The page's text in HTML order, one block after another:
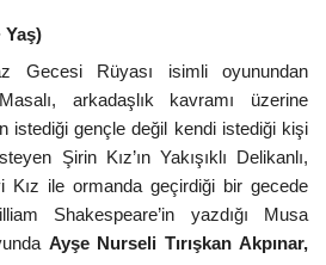
Yaş)
Gecesi Rüyası isimli oyunundan
arkadaşlık kavramı üzerine
istediği gençle değil kendi istediği kişi
Şirin Kız’ın Yakışıklı Delikanlı,
Kız ile ormanda geçirdiği bir gecede
Shakespeare’in yazdığı Musa
Ayşe Nurseli Tırışkan Akpınar,